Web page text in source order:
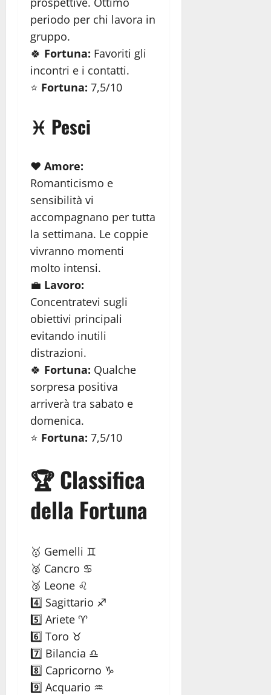
periodo per chi lavora in
gruppo.
🍀 Fortuna: Favoriti gli
incontri e i contatti.
⭐ Fortuna: 7,5/10
♓ Pesci
❤️ Amore:
Romanticismo e
sensibilità vi
accompagnano per tutta
la settimana. Le coppie
vivranno momenti
molto intensi.
💼 Lavoro:
Concentratevi sugli
obiettivi principali
evitando inutili
distrazioni.
🍀 Fortuna: Qualche
sorpresa positiva
arriverà tra sabato e
domenica.
⭐ Fortuna: 7,5/10
🏆 Classifica
della Fortuna
🥇 Gemelli ♊
🥈 Cancro ♋
🥉 Leone ♌
4️⃣ Sagittario ♐
5️⃣ Ariete ♈
6️⃣ Toro ♉
7️⃣ Bilancia ♎
8️⃣ Capricorno ♑
9️⃣ Acquario ♒